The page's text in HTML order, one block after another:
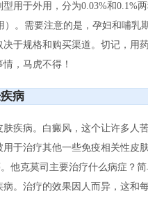
用于外用，分为0.03%和0.1%
。需要注意的是，孕妇和哺乳
于规格和购买渠道。切记，用
，马虎不得！
病
疾病。白癜风，这个让许多人
于治疗其他一些免疫相关性皮
他克莫司主要治疗什么病症？
。治疗的效果因人而异，这和